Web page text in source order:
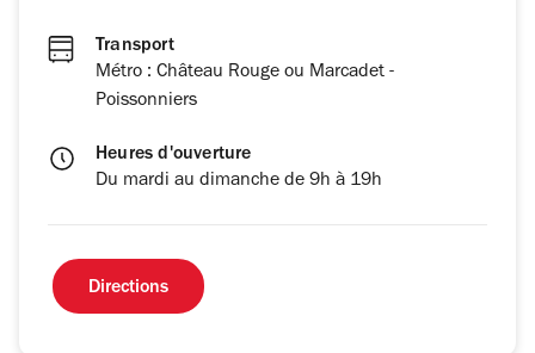
Transport
Métro : Château Rouge ou Marcadet -
Poissonniers
Heures d'ouverture
Du mardi au dimanche de 9h à 19h
Directions